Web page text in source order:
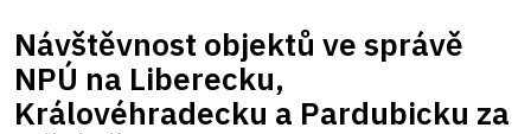
Návštěvnost objektů ve správě
NPÚ na Liberecku,
Královéhradecku a Pardubicku za